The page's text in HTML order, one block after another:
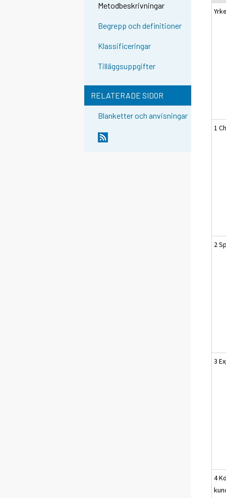
Metodbeskrivningar
Begrepp och definitioner
Klassificeringar
Tilläggsuppgifter
RELATERADE SIDOR
Blanketter och anvisningar
1
2
3
4